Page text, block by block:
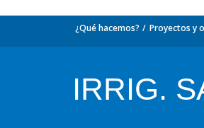
¿Qué hacemos? Proyectos y
IRRIG.